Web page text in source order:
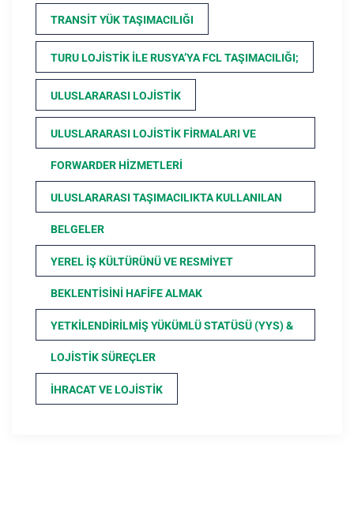
TRANSIT YÜK TAŞIMACILIĞI
TURU LOJISTIK ILE RUSYA’YA FCL TAŞIMACILIĞI;
ULUSLARARASI LOJISTIK
ULUSLARARASI LOJISTIK FIRMALARI VE
FORWARDER HIZMETLERI
ULUSLARARASI TAŞIMACILIKTA KULLANILAN
BELGELER
YEREL İŞ KÜLTÜRÜNÜ VE RESMIYET
BEKLENTISINI HAFIFE ALMAK
YETKILENDIRILMIŞ YÜKÜMLÜ STATÜSÜ (YYS) &
LOJISTIK SÜREÇLER
İHRACAT VE LOJISTIK